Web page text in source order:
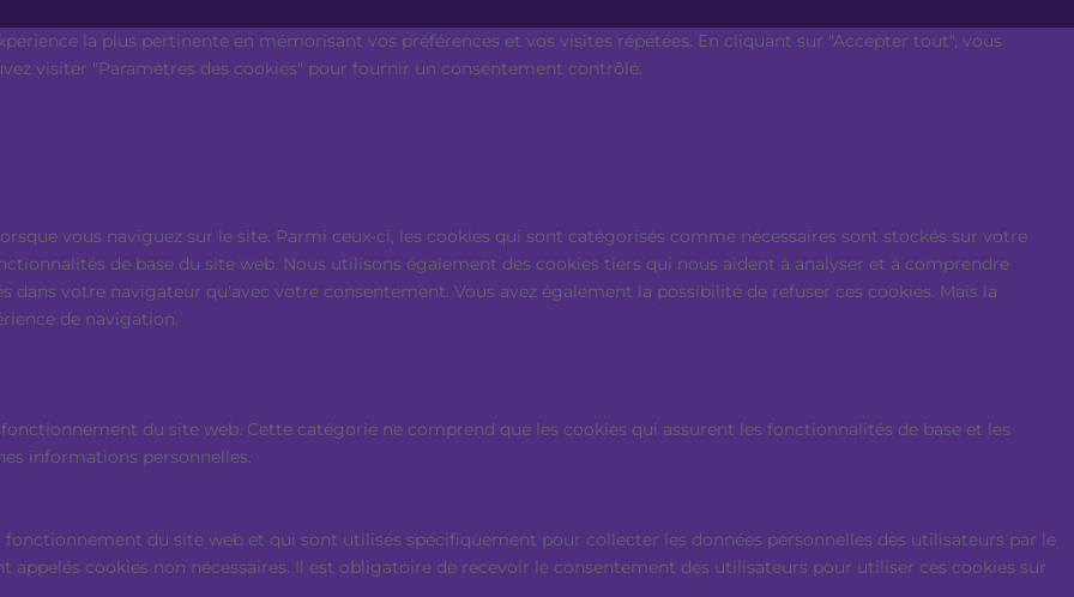
la plus pertinente en mémorisant vos préférences et vos visites répétées. En cliquant sur "Accepter tout", vous
visiter "Paramètres des cookies" pour fournir un consentement contrôlé.
vous naviguez sur le site. Parmi ceux-ci, les cookies qui sont catégorisés comme nécessaires sont stockés sur votre
de base du site web. Nous utilisons également des cookies tiers qui nous aident à analyser et à comprendre
votre navigateur qu'avec votre consentement. Vous avez également la possibilité de refuser ces cookies. Mais la
de navigation.
du site web. Cette catégorie ne comprend que les cookies qui assurent les fonctionnalités de base et les
informations personnelles.
du site web et qui sont utilisés spécifiquement pour collecter les données personnelles des utilisateurs par le
appelés cookies non nécessaires. Il est obligatoire de recevoir le consentement des utilisateurs pour utiliser ces cookies sur